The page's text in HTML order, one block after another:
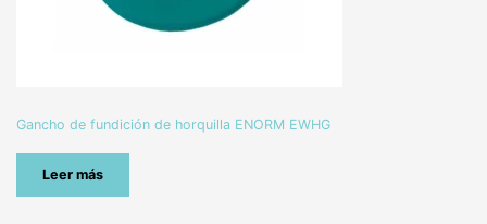
Gancho de fundición de horquilla ENORM EWHG
Leer más